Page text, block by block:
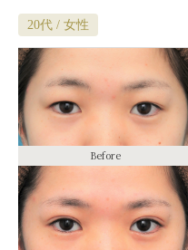
20代 / 女性
Before